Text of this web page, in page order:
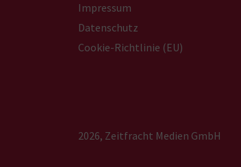
Impressum
Datenschutz
Cookie-Richtlinie (EU)
2026, Zeitfracht Medien GmbH